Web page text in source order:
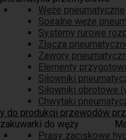
Węże pneumatyczne
Spiralne węże
Systemy rurowe
Złącza
Zawory
Elementy
Siłowniki
Siłowniki obrotowe
Chwytaki
do produkcji przewodów
Prasy zaciskowe